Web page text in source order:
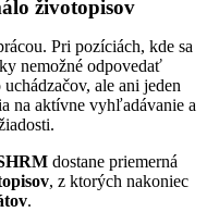
životopisov
Pri pozíciách, kde sa
nemožné odpovedať
ale ani jeden
na aktívne vyhľadávanie a
dostane priemerná
, z ktorých nakoniec
.